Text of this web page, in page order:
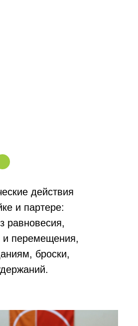
действия
и партере:
равновесия,
и перемещения,
броски,